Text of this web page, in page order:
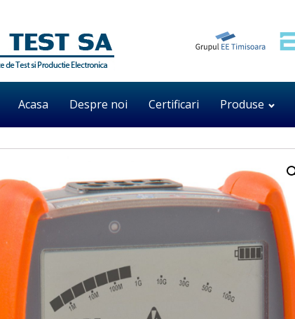
Acasa Despre noi Certificari Produse